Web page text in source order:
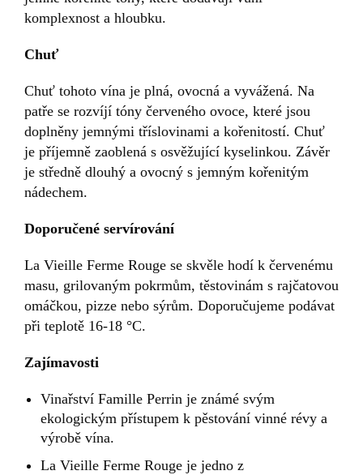
komplexnost a hloubku.
Chuť
Chuť tohoto vína je plná, ovocná a vyvážená. Na
patře se rozvíjí tóny červeného ovoce, které jsou
doplněny jemnými tříslovinami a kořenitostí. Chuť
je příjemně zaoblená s osvěžující kyselinkou. Závěr
je středně dlouhý a ovocný s jemným kořenitým
nádechem.
Doporučené servírování
La Vieille Ferme Rouge se skvěle hodí k červenému
masu, grilovaným pokrmům, těstovinám s rajčatovou
omáčkou, pizze nebo sýrům. Doporučujeme podávat
při teplotě 16-18 °C.
Zajímavosti
Vinařství Famille Perrin je známé svým
ekologickým přístupem k pěstování vinné révy a
výrobě vína.
La Vieille Ferme Rouge je jedno z